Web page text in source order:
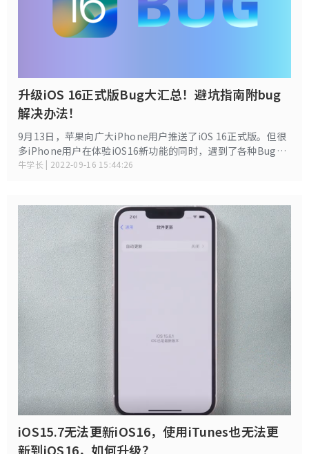
升级iOS 16正式版Bug大汇总！避坑指南附bug
解决办法！
9月13日，苹果向广大iPhone用户推送了iOS 16正式版。但很
多iPhone用户在体验iOS16新功能的同时，遇到了各种Bug，
成功开启了 “后悔”之旅。还没更新iOS16的小伙伴们，避坑
牛学长 | 2022-09-16 15:44:26
iOS15.7无法更新iOS16，使用iTunes也无法更
新到iOS16，如何升级？